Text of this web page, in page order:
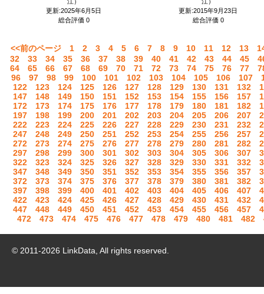
更新:2025年6月5日
総合評価 0
更新:2015年9月23日
総合評価 0
<<前のページ 1 2 3 4 5 6 7 8 9 10 11 12 13
32
33 34 35 36 37 38 39 40 41 42 43 44 45
64
65 66 67 68 69 70 71 72 73 74 75 76 77
96
97 98 99 100 101 102 103 104 105 106 107
122
123 124 125 126 127 128 129 130 131 132
147
148 149 150 151 152 153 154 155 156 157
172
173 174 175 176 177 178 179 180 181 182
197
198 199 200 201 202 203 204 205 206 207
222
223 224 225 226 227 228 229 230 231 232
247
248 249 250 251 252 253 254 255 256 257
272
273 274 275 276 277 278 279 280 281 282
297
298 299 300 301 302 303 304 305 306 307
322
323 324 325 326 327 328 329 330 331 332
347
348 349 350 351 352 353 354 355 356 357
372
373 374 375 376 377 378 379 380 381 382
397
398 399 400 401 402 403 404 405 406 407
422
423 424 425 426 427 428 429 430 431 432
447
448 449 450 451 452 453 454 455 456 457
472
473 474 475 476 477 478 479 480 481 482
© 2011-2026 LinkData, All rights reserved.